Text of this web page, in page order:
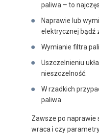
paliwa – to
Naprawie lub
elektrycznej bądź
Wymianie filtra
Uszczelnieniu
nieszczelność.
W rzadkich
paliwa.
Zawsze po naprawie
wraca i czy